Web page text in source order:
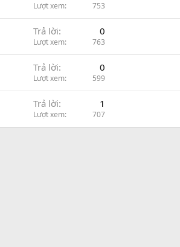
Lượt xem 753
Trả lời 0
Lượt xem 763
Trả lời 0
Lượt xem 599
Trả lời 1
Lượt xem 707